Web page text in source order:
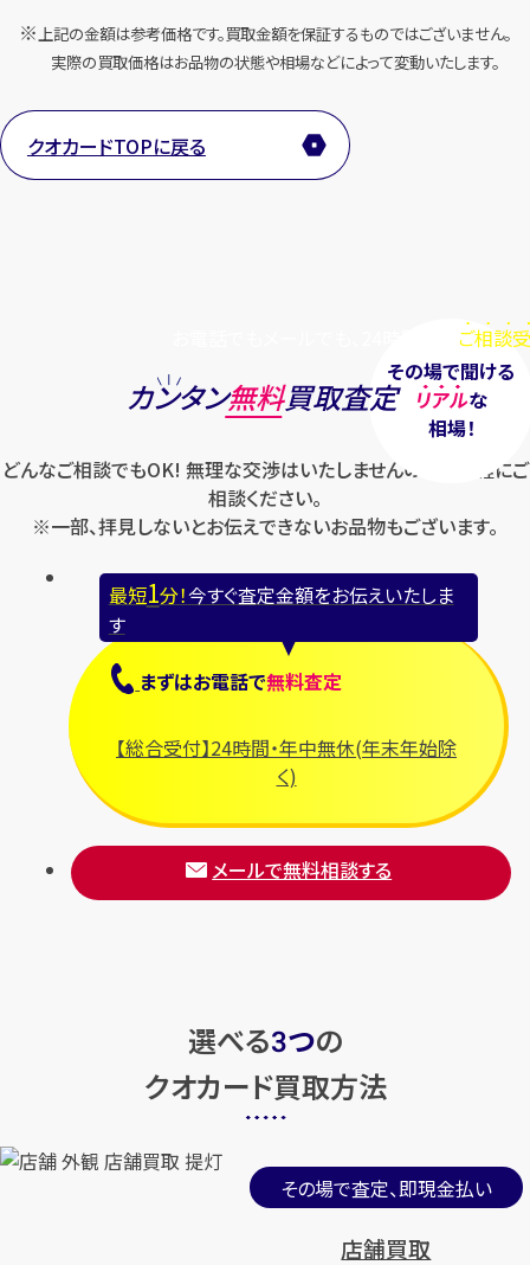
上記の金額は参考価格です。買取金額を保証するものではございません。
実際の買取価格はお品物の状態や相場などによって変動いたします。
クオカードTOPに戻る
ご相談
その場で聞ける
リアルな
相場！
カンタン無料買取査定
どんなご相談でもOK! 無理な交渉はいたしませんのでお気軽にご
相談ください。
※一部、拝見しないとお伝えできないお品物もございます。
最短1分！今すぐ査定金額をお伝えいたしま
す
まずはお電話で無料査定
【総合受付】24時間・年中無休(年末年始除
く)
メールで無料相談する
選べる3つの
クオカード買取方法
その場で査定、即現金払い
店舗買取